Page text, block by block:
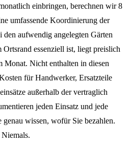
einbringen, berechnen wir 8
umfassende Koordinierung der
den aufwendig angelegten Gärten
essenziell ist, liegt preislich
Monat. Nicht enthalten in diesen
für Handwerker, Ersatzteile
außerhalb der vertraglich
jeden Einsatz und jede
wissen, wofür Sie bezahlen.